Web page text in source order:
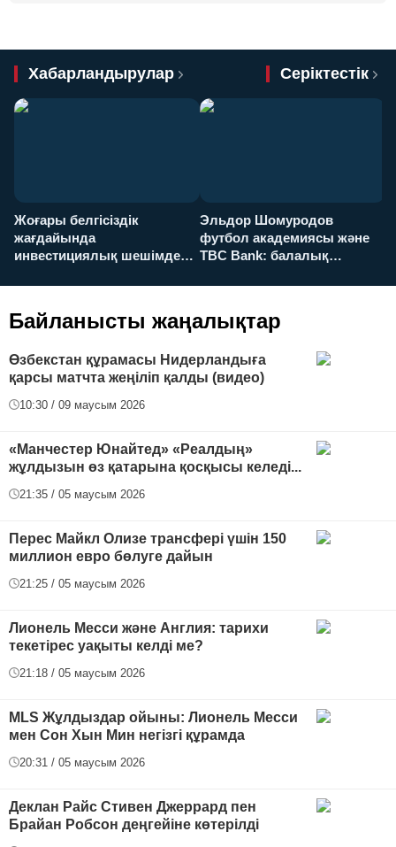
Хабарландырулар Серіктестік
Жоғары белгісіздік
жағдайында
инвестициялық шешімдер
Эльдор Шомуродов
футбол академиясы және
TBC Bank: балалық
Байланысты жаңалықтар
Өзбекстан құрамасы Нидерландыға
қарсы матчта жеңіліп қалды (видео)
10:30 / 09 маусым 2026
«Манчестер Юнайтед» «Реалдың»
жұлдызын өз қатарына қосқысы келеді...
21:35 / 05 маусым 2026
Перес Майкл Олизе трансфері үшін 150
миллион евро бөлуге дайын
21:25 / 05 маусым 2026
Лионель Месси және Англия: тарихи
текетірес уақыты келді ме?
21:18 / 05 маусым 2026
MLS Жұлдыздар ойыны: Лионель Месси
мен Сон Хын Мин негізгі құрамда
20:31 / 05 маусым 2026
Деклан Райс Стивен Джеррард пен
Брайан Робсон деңгейіне көтерілді